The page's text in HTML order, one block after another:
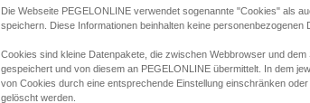
Die Webseite PEGELONLINE verwendet sogenannte "Cookies" als
speichern. Diese Informationen beinhalten keine personenbezogenen
Cookies sind kleine Datenpakete, die zwischen Webbrowser und
gespeichert und von diesem an PEGELONLINE übermittelt. In dem
von Cookies durch eine entsprechende Einstellung einschränken
gelöscht werden.